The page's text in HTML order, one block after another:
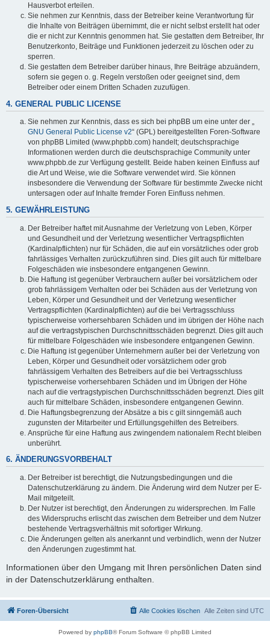
Hausverbot erteilen.
Sie nehmen zur Kenntnis, dass der Betreiber keine Verantwortung für
die Inhalte von Beiträgen übernimmt, die er nicht selbst erstellt hat oder
die er nicht zur Kenntnis genommen hat. Sie gestatten dem Betreiber, Ihr
Benutzerkonto, Beiträge und Funktionen jederzeit zu löschen oder zu
sperren.
Sie gestatten dem Betreiber darüber hinaus, Ihre Beiträge abzuändern,
sofern sie gegen o. g. Regeln verstoßen oder geeignet sind, dem
Betreiber oder einem Dritten Schaden zuzufügen.
4. GENERAL PUBLIC LICENSE
Sie nehmen zur Kenntnis, dass es sich bei phpBB um eine unter der „
GNU General Public License v2“ (GPL) bereitgestellten Foren-Software
von phpBB Limited (www.phpbb.com) handelt; deutschsprachige
Informationen werden durch die deutschsprachige Community unter
www.phpbb.de zur Verfügung gestellt. Beide haben keinen Einfluss auf
die Art und Weise, wie die Software verwendet wird. Sie können
insbesondere die Verwendung der Software für bestimmte Zwecke nicht
untersagen oder auf Inhalte fremder Foren Einfluss nehmen.
5. GEWÄHRLEISTUNG
Der Betreiber haftet mit Ausnahme der Verletzung von Leben, Körper
und Gesundheit und der Verletzung wesentlicher Vertragspflichten
(Kardinalpflichten) nur für Schäden, die auf ein vorsätzliches oder grob
fahrlässiges Verhalten zurückzuführen sind. Dies gilt auch für mittelbare
Folgeschäden wie insbesondere entgangenen Gewinn.
Die Haftung ist gegenüber Verbrauchern außer bei vorsätzlichem oder
grob fahrlässigem Verhalten oder bei Schäden aus der Verletzung von
Leben, Körper und Gesundheit und der Verletzung wesentlicher
Vertragspflichten (Kardinalpflichten) auf die bei Vertragsschluss
typischerweise vorhersehbaren Schäden und im übrigen der Höhe nach
auf die vertragstypischen Durchschnittsschäden begrenzt. Dies gilt auch
für mittelbare Folgeschäden wie insbesondere entgangenen Gewinn.
Die Haftung ist gegenüber Unternehmern außer bei der Verletzung von
Leben, Körper und Gesundheit oder vorsätzlichem oder grob
fahrlässigem Verhalten des Betreibers auf die bei Vertragsschluss
typischerweise vorhersehbaren Schäden und im Übrigen der Höhe
nach auf die vertragstypischen Durchschnittsschäden begrenzt. Dies gilt
auch für mittelbare Schäden, insbesondere entgangenen Gewinn.
Die Haftungsbegrenzung der Absätze a bis c gilt sinngemäß auch
zugunsten der Mitarbeiter und Erfüllungsgehilfen des Betreibers.
Ansprüche für eine Haftung aus zwingendem nationalem Recht bleiben
unberührt.
6. ÄNDERUNGSVORBEHALT
Der Betreiber ist berechtigt, die Nutzungsbedingungen und die
Datenschutzerklärung zu ändern. Die Änderung wird dem Nutzer per E-
Mail mitgeteilt.
Der Nutzer ist berechtigt, den Änderungen zu widersprechen. Im Falle
des Widerspruchs erlischt das zwischen dem Betreiber und dem Nutzer
bestehende Vertragsverhältnis mit sofortiger Wirkung.
Die Änderungen gelten als anerkannt und verbindlich, wenn der Nutzer
den Änderungen zugestimmt hat.
Informationen über den Umgang mit Ihren persönlichen Daten sind
in der Datenschutzerklärung enthalten.
Foren-Übersicht Alle Zeiten sind UTC
Alle Cookies löschen
Powered by phpBB® Forum Software © phpBB Limited